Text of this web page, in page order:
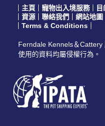
主頁 寵物出入境服務
資源
聯絡我們 網站地圖
Terms & Conditions
Ferndale Kennels＆
使用的資料均屬侵權行為。